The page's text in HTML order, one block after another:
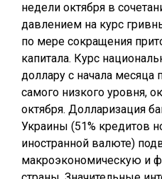
недели октября в
давлением на курс
по мере сокращения
капитала. Курс
доллару с начала месяца
самого низкого уровня,
октября. Долларизация
Украины (51% кредитов
иностранной валюте)
макроэкономическую и